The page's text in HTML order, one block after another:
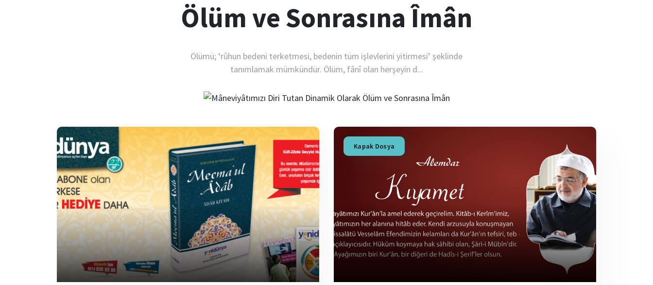
Ölüm ve Sonrasına Îmân
Ölümü; ‘rûhun bedeni terketmesi, bedenin tüm işlevlerini yitirmesi’ şeklinde
tanımlamak mümkündür. Ölüm, fânî olan herşeyin d...
Kapak Dosya